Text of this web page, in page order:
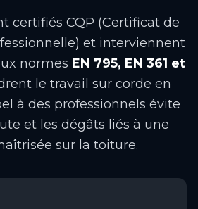
certifiés CQP (Certificat de
et interviennent
normes EN 795, EN 361 et
le travail sur corde en
à des professionnels évite
et les dégâts liés à une
sur la toiture.